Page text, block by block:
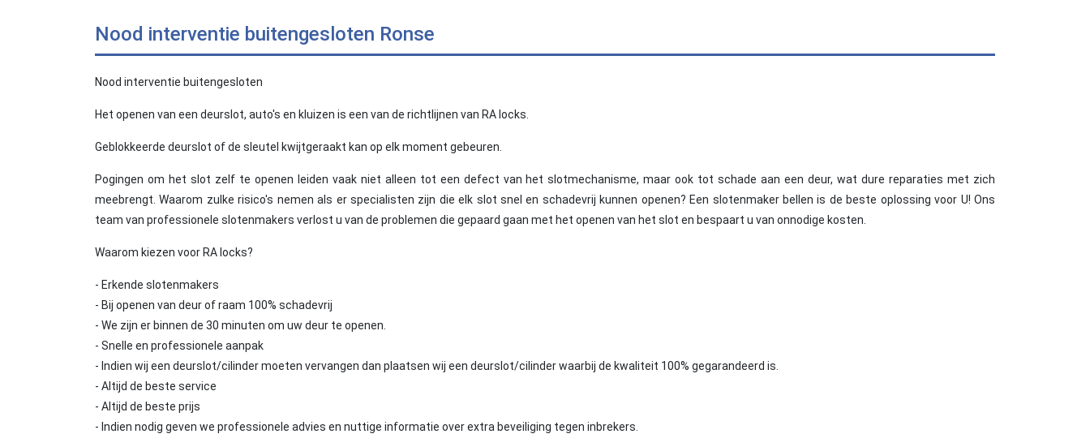
Nood interventie buitengesloten Ronse
Nood interventie buitengesloten
Het openen van een deurslot, auto's en kluizen is een van de richtlijnen van RA locks.
Geblokkeerde deurslot of de sleutel kwijtgeraakt kan op elk moment gebeuren.
Pogingen om het slot zelf te openen leiden vaak niet alleen tot een defect van het slotmechanisme, maar ook tot schade aan een deur, wat dure reparaties met zich
meebrengt. Waarom zulke risico's nemen als er specialisten zijn die elk slot snel en schadevrij kunnen openen? Een slotenmaker bellen is de beste oplossing voor U! Ons
team van professionele slotenmakers verlost u van de problemen die gepaard gaan met het openen van het slot en bespaart u van onnodige kosten.
Waarom kiezen voor RA locks?
- Erkende slotenmakers
- Bij openen van deur of raam 100% schadevrij
- We zijn er binnen de 30 minuten om uw deur te openen.
- Snelle en professionele aanpak
- Indien wij een deurslot/cilinder moeten vervangen dan plaatsen wij een deurslot/cilinder waarbij de kwaliteit 100% gegarandeerd is.
- Altijd de beste service
- Altijd de beste prijs
- Indien nodig geven we professionele advies en nuttige informatie over extra beveiliging tegen inbrekers.